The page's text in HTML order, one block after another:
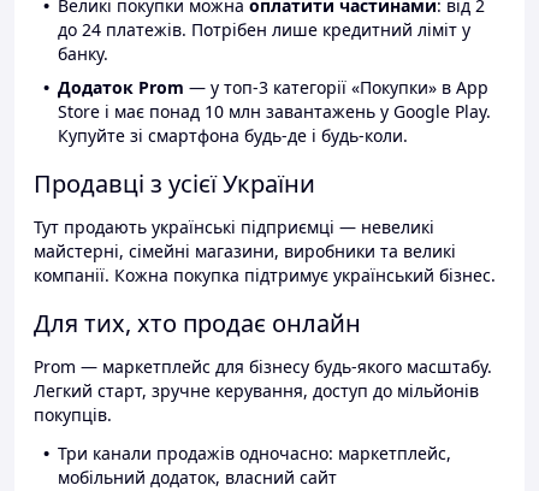
Великі покупки можна оплатити частинами: від 2
до 24 платежів. Потрібен лише кредитний ліміт у
банку.
Додаток Prom — у топ-3 категорії «Покупки» в App
Store і має понад 10 млн завантажень у Google Play.
Купуйте зі смартфона будь-де і будь-коли.
Продавці з усієї України
Тут продають українські підприємці — невеликі
майстерні, сімейні магазини, виробники та великі
компанії. Кожна покупка підтримує український бізнес.
Для тих, хто продає онлайн
Prom — маркетплейс для бізнесу будь-якого масштабу.
Легкий старт, зручне керування, доступ до мільйонів
покупців.
Три канали продажів одночасно: маркетплейс,
мобільний додаток, власний сайт